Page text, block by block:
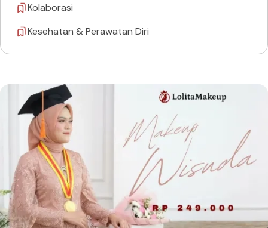
Kolaborasi
Kesehatan & Perawatan Diri